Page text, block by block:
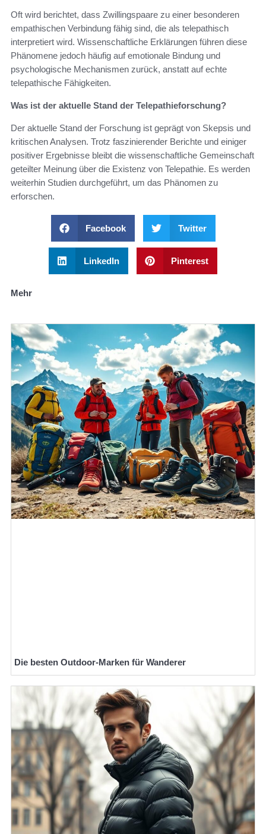
Oft wird berichtet, dass Zwillingspaare zu einer besonderen
empathischen Verbindung fähig sind, die als telepathisch
interpretiert wird. Wissenschaftliche Erklärungen führen diese
Phänomene jedoch häufig auf emotionale Bindung und
psychologische Mechanismen zurück, anstatt auf echte
telepathische Fähigkeiten.
Was ist der aktuelle Stand der Telepathieforschung?
Der aktuelle Stand der Forschung ist geprägt von Skepsis und
kritischen Analysen. Trotz faszinierender Berichte und einiger
positiver Ergebnisse bleibt die wissenschaftliche Gemeinschaft
geteilter Meinung über die Existenz von Telepathie. Es werden
weiterhin Studien durchgeführt, um das Phänomen zu
erforschen.
Facebook Twitter
LinkedIn Pinterest
Mehr
Die besten Outdoor-Marken für Wanderer